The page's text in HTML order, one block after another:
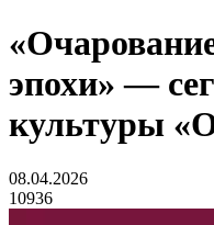
эпохи» —
культуры
08.04.2026
10936